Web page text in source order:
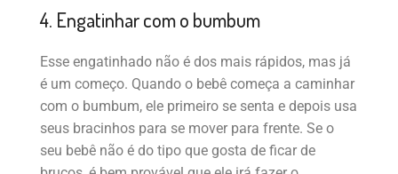
4. Engatinhar com o bumbum
Esse engatinhado não é dos mais rápidos, mas já
é um começo. Quando o bebê começa a caminhar
com o bumbum, ele primeiro se senta e depois usa
seus bracinhos para se mover para frente. Se o
seu bebê não é do tipo que gosta de ficar de